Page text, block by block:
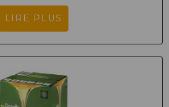
LIRE PLUS